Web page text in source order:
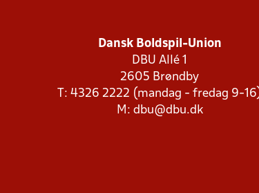
Dansk Boldspil-Union
DBU Allé 1
2605 Brøndby
T: 4326 2222 (mandag - fredag 9-
M: dbu@dbu.dk